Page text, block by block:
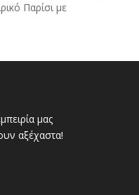
Παρίσι με
μας
αξέχαστα!